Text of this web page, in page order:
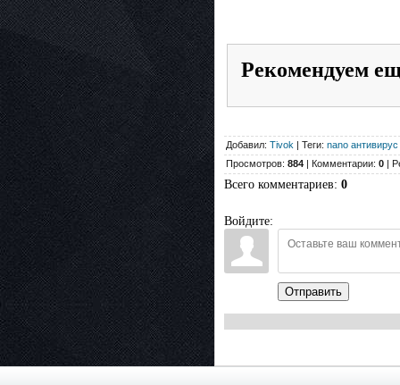
Рекомендуем
Добавил: Tivok | Теги: nano антивирус
Просмотров: 884 | Комментарии: 0 |
Всего комментариев: 0
Войдите:
Отправить